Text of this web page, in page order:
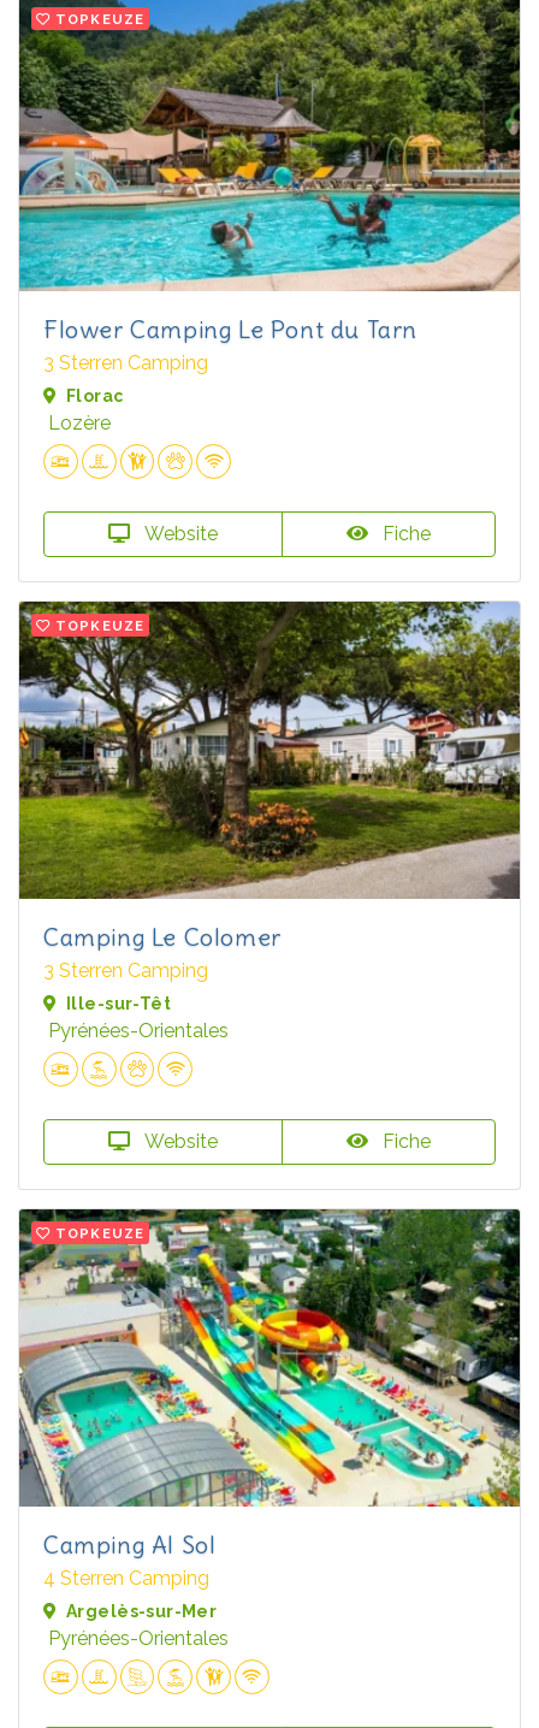
TOPKEUZE
Flower Camping Le Pont du Tarn
3 Sterren Camping
Florac
Lozère
Website Fiche
TOPKEUZE
Camping Le Colomer
3 Sterren Camping
Ille-sur-Têt
Pyrénées-Orientales
Website Fiche
TOPKEUZE
Camping Al Sol
4 Sterren Camping
Argelès-sur-Mer
Pyrénées-Orientales